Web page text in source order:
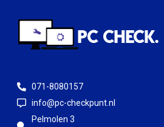
071-8080157
info@pc-checkpunt.nl
Pelmolen 3